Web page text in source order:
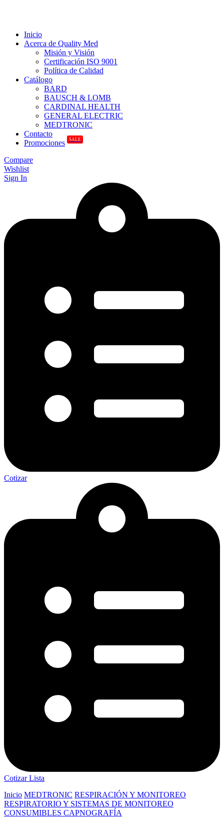
Inicio
Acerca de Quality Med
Misión y Visión
Certificación ISO 9001
Política de Calidad
Catálogo
BARD
BAUSCH & LOMB
CARDINAL HEALTH
GENERAL ELECTRIC
MEDTRONIC
Contacto
Promociones
SALE
Compare
Wishlist
Sign In
Cotizar
Cotizar Lista
Inicio MEDTRONIC RESPIRACIÓN Y MONITOREO
RESPIRATORIO Y SISTEMAS DE MONITOREO
CONSUMIBLES CAPNOGRAFÍA